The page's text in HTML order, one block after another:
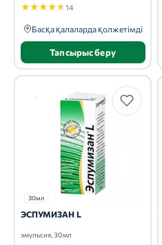
★★★★★14
Басқа қалаларда қолжетімді
Тапсырыс беру
30мл
ЭСПУМИЗАН L
эмульсия, 30мл